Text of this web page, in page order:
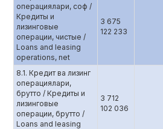
операциялари, соф /
Кредиты и
лизинговые
операции, чистые /
Loans and leasing
operations, net
3 675
122 233
8.1. Кредит ва лизинг
операциялари,
брутто / Кредиты и
лизинговые
операции, брутто /
Loans and leasing
3 712
102 036